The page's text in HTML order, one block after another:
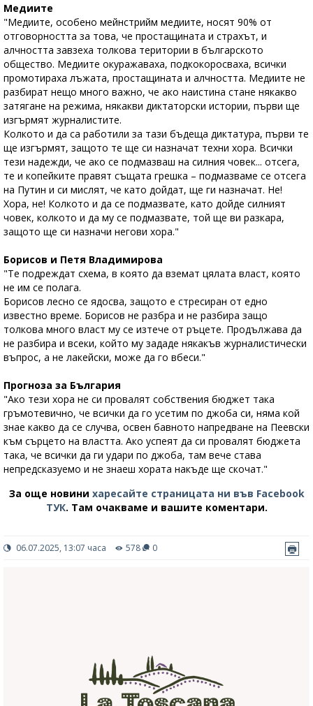
Медиите
"Медиите, особено мейнстрийм медиите, носят 90% от
отговорността за това, че простащината и страхът, и
алчността завзеха толкова територии в българското
общество. Медиите окуражаваха, подкокоросваха, всички
промотираха лъжата, простащината и алчността. Медиите не
разбират нещо много важно, че ако наистина стане някакво
затягане на режима, някакви диктаторски истории, първи ще
изгърмят журналистите.
Колкото и да са работили за тази бъдеща диктатура, първи те
ще изгърмят, защото те ще си назначат техни хора. Всички
тези надежди, че ако се подмазваш на силния човек... отсега,
те и копейките правят същата грешка – подмазваме се отсега
на Путин и си мислят, че като дойдат, ще ги назначат. Не!
Хора, не! Колкото и да се подмазвате, като дойде силният
човек, колкото и да му се подмазвате, той ще ви разкара,
защото ще си назначи негови хора."
Борисов и Петя Владимирова
"Те подреждат схема, в която да вземат цялата власт, която
не им се полага.
Борисов лесно се ядосва, защото е стресиран от едно
известно време. Борисов не разбра и не разбира защо
толкова много власт му се изтече от ръцете. Продължава да
не разбира и всеки, който му зададе някакъв журналистически
въпрос, а не лакейски, може да го вбеси."
Прогноза за България
"Ако тези хора не си провалят собствения бюджет така
гръмотевично, че всички да го усетим по джоба си, няма кой
знае какво да се случва, освен бавното напредване на Пеевски
към сърцето на властта. Ако успеят да си провалят бюджета
така, че всички да ги удари по джоба, там вече става
непредсказуемо и не знаеш хората накъде ще скочат."
За още новини харесайте страницата ни във Facebook
ТУК. Там очакваме и вашите коментари.
06.07.2025, 13:07 часа 578 0